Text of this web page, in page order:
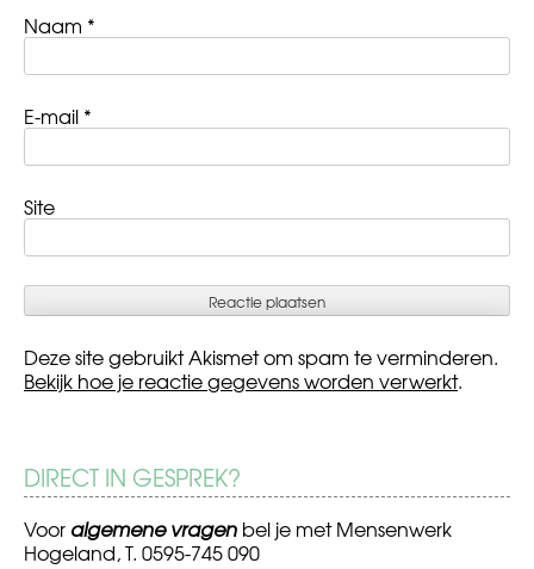
Naam *
E-mail *
Site
Deze site gebruikt Akismet om spam te verminderen.
Bekijk hoe je reactie gegevens worden verwerkt.
DIRECT IN GESPREK?
Voor algemene vragen bel je met Mensenwerk
Hogeland, T. 0595-745 090